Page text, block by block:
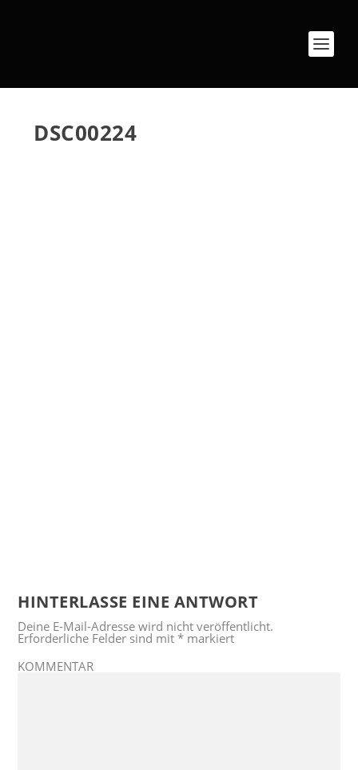
DSC00224
HINTERLASSE EINE ANTWORT
Deine E-Mail-Adresse wird nicht veröffentlicht.
Erforderliche Felder sind mit* markiert
KOMMENTAR